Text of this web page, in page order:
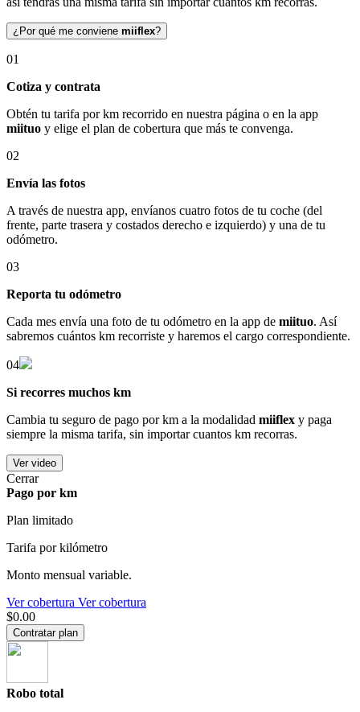
¿Por qué me conviene miiflex?
01
Cotiza y contrata
Obtén tu tarifa por km recorrido en nuestra página o en la app
miituo y elige el plan de cobertura que más te convenga.
02
Envía las fotos
A través de nuestra app, envíanos cuatro fotos de tu coche (del
frente, parte trasera y costados derecho e izquierdo) y una de tu
odómetro.
03
Reporta tu odómetro
Cada mes envía una foto de tu odómetro en la app de miituo. Así
sabremos cuántos km recorriste y haremos el cargo correspondiente.
04
Si recorres muchos km
Cambia tu seguro de pago por km a la modalidad miiflex y paga
siempre la misma tarifa, sin importar cuantos km recorras.
Ver video
Cerrar
Pago por km
Plan limitado
Tarifa por kilómetro
Monto mensual variable.
Ver cobertura Ver cobertura
$0.00
Contratar plan
Robo total